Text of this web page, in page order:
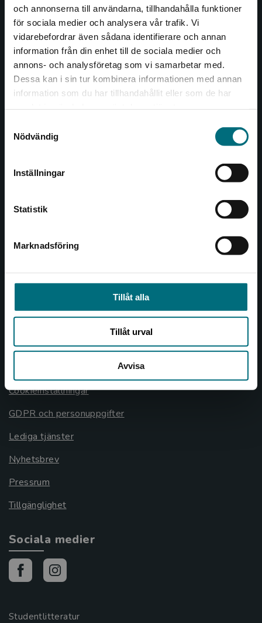
och annonserna till användarna, tillhandahålla funktioner
för sociala medier och analysera vår trafik. Vi
vidarebefordrar även sådana identifierare och annan
information från din enhet till de sociala medier och
annons- och analysföretag som vi samarbetar med.
Dessa kan i sin tur kombinera informationen med annan
information som du har tillhandahållit eller som de har
Nödvändig
Inställningar
Statistik
Marknadsföring
Tillåt alla
Tillåt urval
Avvisa
Begränsad fraktregion
Det verkar som att du besöker
Sverige. För att kunna slutföra ett köp måste
Kontakta oss
Kontakta oss
046-31 20 00
Box 141
Besöksadress:
Åkergränden 1
Kontakta kundservice
Köpvillkor
Allmänna länkar
Om oss
Cookieinställningar
GDPR och personuppgifter
Lediga tjänster
Nyhetsbrev
Pressrum
Tillgänglighet
Sociala medier
Studentlitteratur